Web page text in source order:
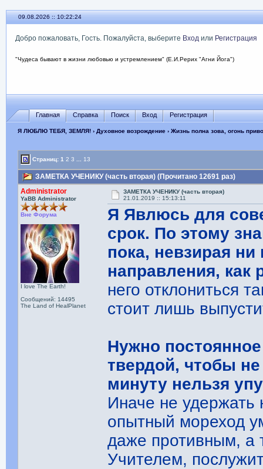
09.08.2026 :: 10:22:25
Добро пожаловать, Гость. Пожалуйста, выберите Входили Регистрация
"Чудеса бывают в жизни любовью и устремлением" (Е.И.Рерих "Агни Йога")
Главная Справка Поиск Вход Регистрация
Я ЛЮБЛЮ ТЕБЯ, ЗЕМЛЯ!› Духовное возрождение› Жизнь полна зова, огонь
Страниц:1 2 3 13
ЗАМЕТКА УЧЕНИКУ (часть вторая) (Прочитано 12691 раз)
Administrator
YaBB Administrator
Вне Форума
I love The Earth!
Сообщений: 14495
The Land of HealPlanet
ЗАМЕТКА УЧЕНИКУ (часть вторая)
21.01.2019 :: 15:13:11
Я Явлюсь для
срок. По этому
пока, невзирая
направления,
него отклониться
стоит лишь
Нужно
твердой, чтобы
минуту нельзя
Иначе не удержать
опытный мореход
даже противным, а
Учителем,